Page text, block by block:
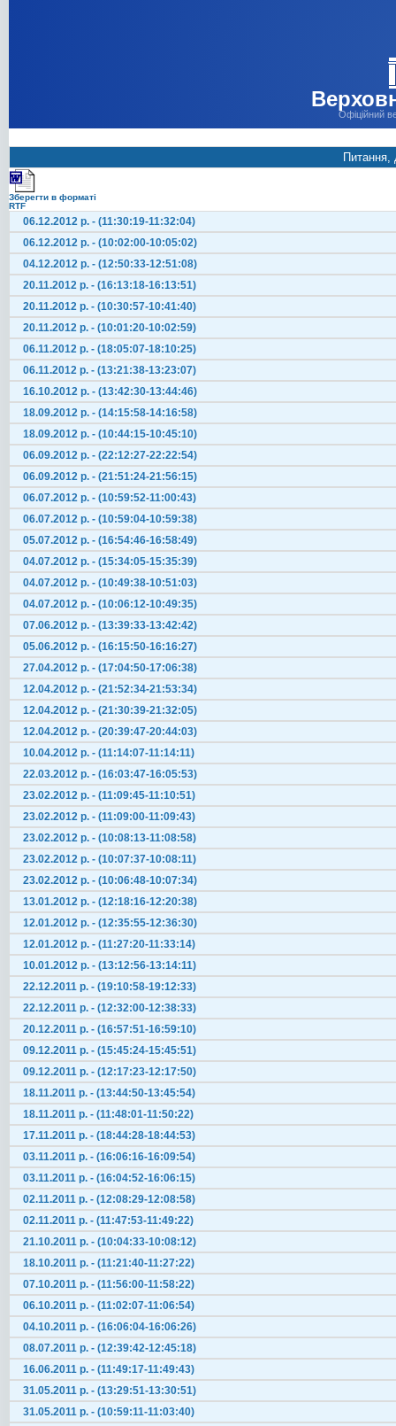
Офіційний
Питання,
Зберегти в форматі
RTF
06.12.2012 р. - (11:30:19-11:32:04)
06.12.2012 р. - (10:02:00-10:05:02)
04.12.2012 р. - (12:50:33-12:51:08)
20.11.2012 р. - (16:13:18-16:13:51)
20.11.2012 р. - (10:30:57-10:41:40)
20.11.2012 р. - (10:01:20-10:02:59)
06.11.2012 р. - (18:05:07-18:10:25)
06.11.2012 р. - (13:21:38-13:23:07)
16.10.2012 р. - (13:42:30-13:44:46)
18.09.2012 р. - (14:15:58-14:16:58)
18.09.2012 р. - (10:44:15-10:45:10)
06.09.2012 р. - (22:12:27-22:22:54)
06.09.2012 р. - (21:51:24-21:56:15)
06.07.2012 р. - (10:59:52-11:00:43)
06.07.2012 р. - (10:59:04-10:59:38)
05.07.2012 р. - (16:54:46-16:58:49)
04.07.2012 р. - (15:34:05-15:35:39)
04.07.2012 р. - (10:49:38-10:51:03)
04.07.2012 р. - (10:06:12-10:49:35)
07.06.2012 р. - (13:39:33-13:42:42)
05.06.2012 р. - (16:15:50-16:16:27)
27.04.2012 р. - (17:04:50-17:06:38)
12.04.2012 р. - (21:52:34-21:53:34)
12.04.2012 р. - (21:30:39-21:32:05)
12.04.2012 р. - (20:39:47-20:44:03)
10.04.2012 р. - (11:14:07-11:14:11)
22.03.2012 р. - (16:03:47-16:05:53)
23.02.2012 р. - (11:09:45-11:10:51)
23.02.2012 р. - (11:09:00-11:09:43)
23.02.2012 р. - (10:08:13-11:08:58)
23.02.2012 р. - (10:07:37-10:08:11)
23.02.2012 р. - (10:06:48-10:07:34)
13.01.2012 р. - (12:18:16-12:20:38)
12.01.2012 р. - (12:35:55-12:36:30)
12.01.2012 р. - (11:27:20-11:33:14)
10.01.2012 р. - (13:12:56-13:14:11)
22.12.2011 р. - (19:10:58-19:12:33)
22.12.2011 р. - (12:32:00-12:38:33)
20.12.2011 р. - (16:57:51-16:59:10)
09.12.2011 р. - (15:45:24-15:45:51)
09.12.2011 р. - (12:17:23-12:17:50)
18.11.2011 р. - (13:44:50-13:45:54)
18.11.2011 р. - (11:48:01-11:50:22)
17.11.2011 р. - (18:44:28-18:44:53)
03.11.2011 р. - (16:06:16-16:09:54)
03.11.2011 р. - (16:04:52-16:06:15)
02.11.2011 р. - (12:08:29-12:08:58)
02.11.2011 р. - (11:47:53-11:49:22)
21.10.2011 р. - (10:04:33-10:08:12)
18.10.2011 р. - (11:21:40-11:27:22)
07.10.2011 р. - (11:56:00-11:58:22)
06.10.2011 р. - (11:02:07-11:06:54)
04.10.2011 р. - (16:06:04-16:06:26)
08.07.2011 р. - (12:39:42-12:45:18)
16.06.2011 р. - (11:49:17-11:49:43)
31.05.2011 р. - (13:29:51-13:30:51)
31.05.2011 р. - (10:59:11-11:03:40)